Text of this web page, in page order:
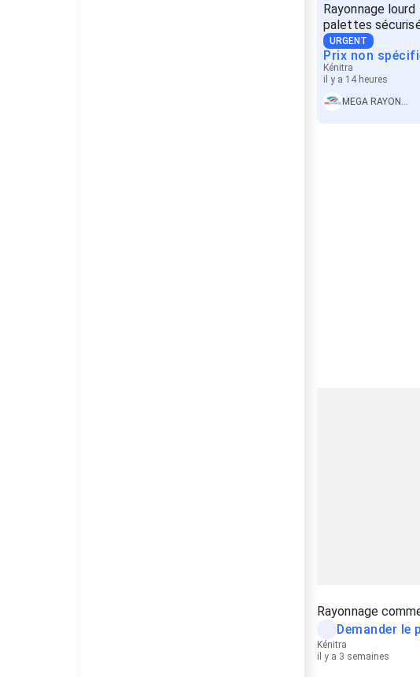
Rayonnage
palettes
URGENT
Prix non
Kénitra
il y a 14 heures
Rayonnage
Demander le
Kénitra
il y a 3 semaines